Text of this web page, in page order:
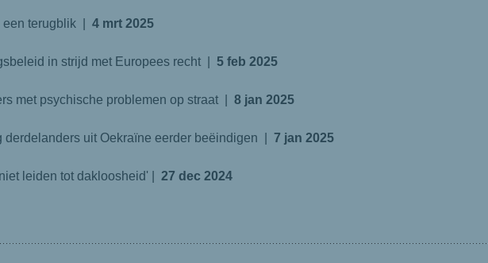
een terugblik | 4 mrt 2025
in strijd met Europees recht | 5 feb 2025
met psychische problemen op straat | 8 jan 2025
derdelanders uit Oekraïne eerder beëindigen | 7 jan 2025
leiden tot dakloosheid' | 27 dec 2024